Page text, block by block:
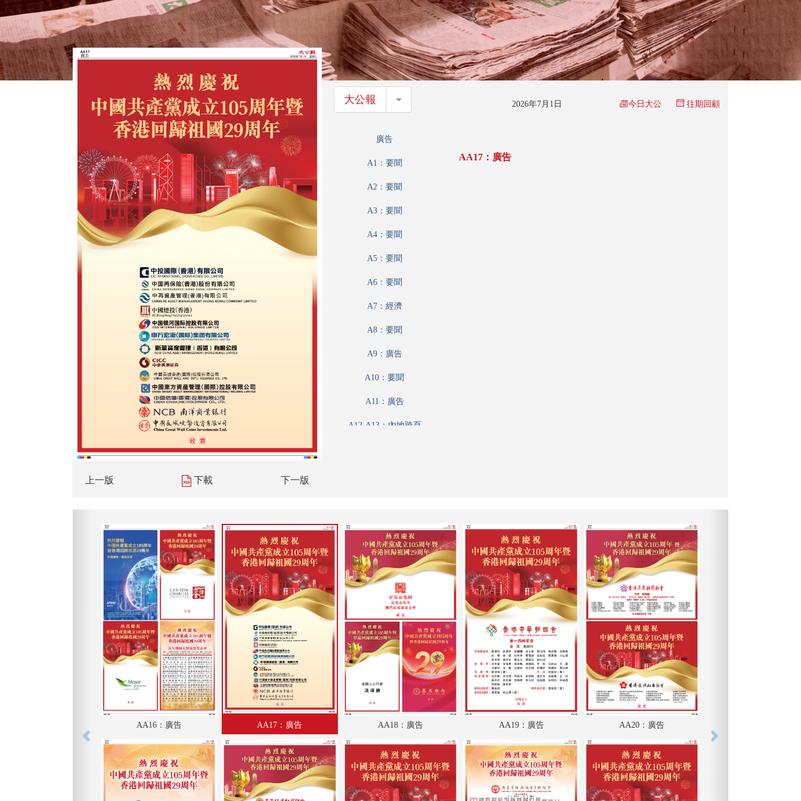
上一版 下載 下一版
大公報 大公報 2026年7月1日 今日大公 往期回顧
廣告
A1：要聞
A2：要聞
A3：要聞
A4：要聞
A5：要聞
A6：要聞
A7：經濟
A8：要聞
A9：廣告
A10：要聞
A11：廣告
A12-A13：內地跨頁
A17：評論
A18：港聞
A19：廣告
A20：港聞
A21：廣告
A22：內地
A23：國際
A24：國際
AA2：廣告
AA3：廣告
AA17：廣告
AA16：廣告 AA17：廣告 AA18：廣告 AA19：廣告 AA20：廣告